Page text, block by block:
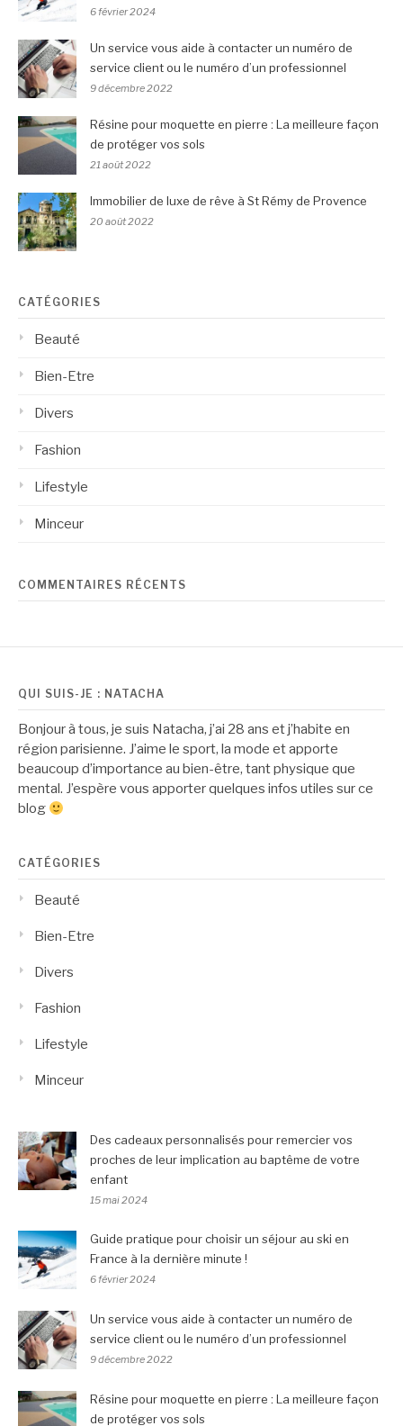
6 février 2024
Un service vous aide à contacter un numéro de
service client ou le numéro d’un professionnel
9 décembre 2022
Résine pour moquette en pierre : La meilleure façon
de protéger vos sols
21 août 2022
Immobilier de luxe de rêve à St Rémy de Provence
20 août 2022
CATÉGORIES
Beauté
Bien-Etre
Divers
Fashion
Lifestyle
Minceur
COMMENTAIRES RÉCENTS
QUI SUIS-JE : NATACHA
Bonjour à tous, je suis Natacha, j’ai 28 ans et j’habite en
région parisienne. J’aime le sport, la mode et apporte
beaucoup d’importance au bien-être, tant physique que
mental. J’espère vous apporter quelques infos utiles sur ce
blog
CATÉGORIES
Beauté
Bien-Etre
Divers
Fashion
Lifestyle
Minceur
Des cadeaux personnalisés pour remercier vos
proches de leur implication au baptême de votre
enfant
15 mai 2024
Guide pratique pour choisir un séjour au ski en
France à la dernière minute !
6 février 2024
Un service vous aide à contacter un numéro de
service client ou le numéro d’un professionnel
9 décembre 2022
Résine pour moquette en pierre : La meilleure façon
de protéger vos sols